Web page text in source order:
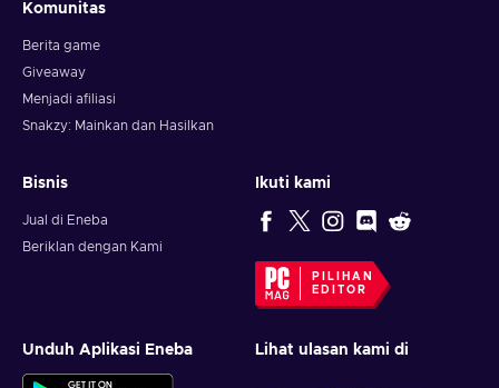
Komunitas
Berita game
Giveaway
Menjadi afiliasi
Snakzy: Mainkan dan Hasilkan
Bisnis
Jual di Eneba
Beriklan dengan Kami
Ikuti kami
PILIHAN
EDITOR
Unduh Aplikasi Eneba Lihat ulasan kami di